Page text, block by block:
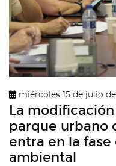
miércoles 15 de julio
La
parque urbano
entra en la
ambiental